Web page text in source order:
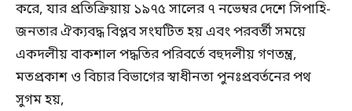
করে, যার প্রতিক্রিয়ায় ১৯৭৫ সালের ৭ নভেম্বর দেশে সিপাহি-
জনতার ঐক্যবদ্ধ বিপ্লব সংঘটিত হয় এবং পরবর্তী সময়ে
একদলীয় বাকশাল পদ্ধতির পরিবর্তে বহুদলীয় গণতন্ত্র,
মতপ্রকাশ ও বিচার বিভাগের স্বাধীনতা পুনঃপ্রবর্তনের পথ
সুগম হয়,